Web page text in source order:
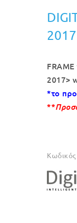
2017>
*το
**
Κωδικός